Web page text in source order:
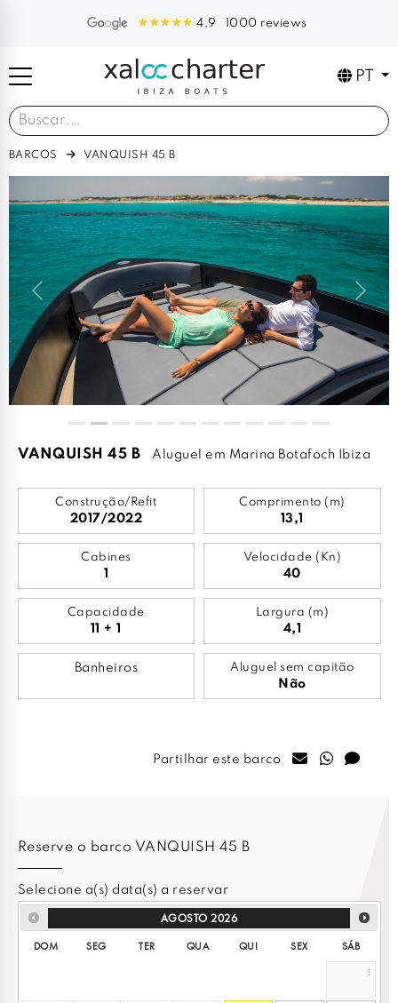
4,9 1000 reviews
PT
BARCOS VANQUISH 45 B
Previous Next
VANQUISH 45 B Aluguel em Marina Botafoch Ibiza
Construção/Refit
2017/2022
Comprimento (m)
13,1
Cabines
1
Velocidade (Kn)
40
Capacidade
11 + 1
Largura (m)
4,1
Banheiros Aluguel sem capitão
Não
Partilhar este barco
Reserve o barco VANQUISH 45 B
Selecione a(s) data(s) a reservar
AGOSTO 2026
DOM SEG TER QUA QUI SEX
SÁB
1